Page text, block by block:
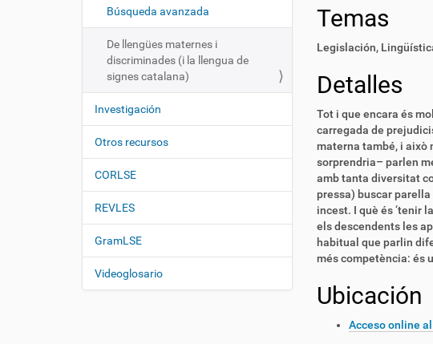
Temas
Legislación,
Detalles
Tot i que encara és
carregada de
materna també, i això
sorprendria– parlen
amb tanta diversitat
pressa) buscar
incest. I què és ‘tenir
els descendents les
habitual que parlin
més competència: és
Ubicación
Acceso online
n
Búsqueda avanzada
De llengües maternes i
discriminades (i la llengua de
signes catalana)
Investigación
Otros recursos
CORLSE
REVLES
GramLSE
Videoglosario